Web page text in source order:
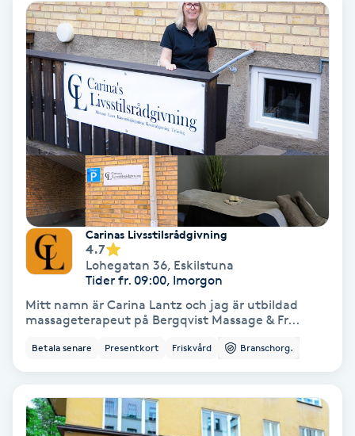
Paraffinbehandling
Pedikyr
Pensionärklippning
Permanent
Permanent hårborttagning
Permanent ögonbrynsmakeup
Personal shopper
Piercing
Carinas Livsstilsrådgivning
4.7
Lohegatan 36, Eskilstuna
Tider fr. 09:00, Imorgon
Mitt namn är Carina Lantz och jag är utbildad
massageterapeut på Bergqvist Massage & Fr...
Betala senare Presentkort Friskvård Branschorg.